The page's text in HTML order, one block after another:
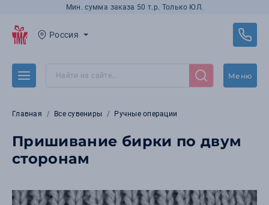
Мин. сумма заказа 50 т.р. Только ЮЛ.
Россия
Меню
Главная Все сувениры Ручные операции
Пришивание бирки по двум
сторонам